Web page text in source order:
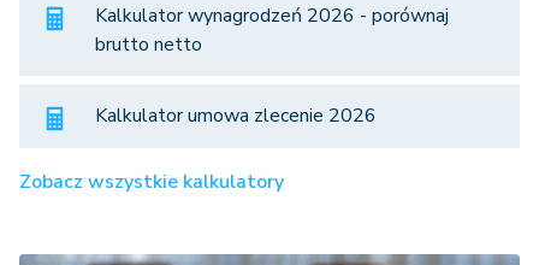
Kalkulator wynagrodzeń 2026 - porównaj
brutto netto
Kalkulator umowa zlecenie 2026
Zobacz wszystkie kalkulatory